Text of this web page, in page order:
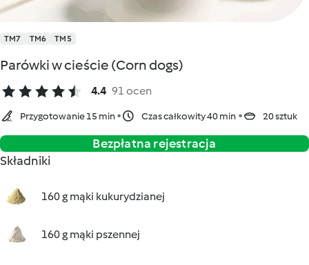
TM7 TM6 TM5
Parówki w cieście (Corn dogs)
4.4 91 ocen
Przygotowanie 15 min Czas całkowity 40 min 20 sztuk
Bezpłatna rejestracja
Składniki
160 g mąki kukurydzianej
160 g mąki pszennej